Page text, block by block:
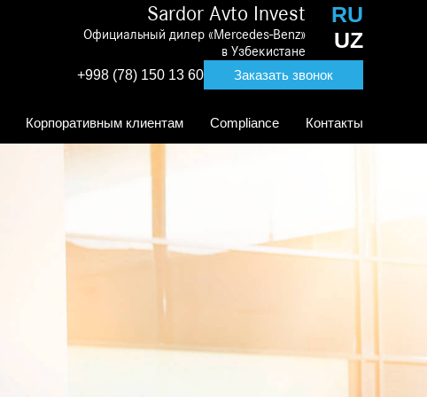
Sardor Avto Invest
Официальный дилер «Mercedes-Benz»
в Узбекистане
+998 (78) 150 13 60 Заказать звонок
RU
UZ
Корпоративным клиентам Compliance Контакты